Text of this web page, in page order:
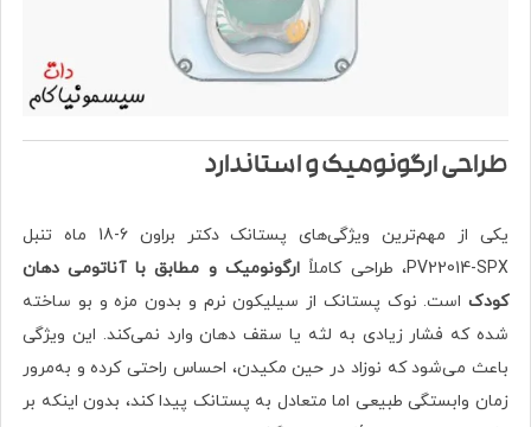
طراحی ارگونومیک و استاندارد
یکی از مهم‌ترین ویژگی‌های پستانک دکتر براون 6-18 ماه تنبل
PV22014-SPX، طراحی کاملاً
ارگونومیک و مطابق با آناتومی دهان
کودک است. نوک پستانک از سیلیکون نرم و بدون مزه و بو ساخته
شده که فشار زیادی به لثه یا سقف دهان وارد نمی‌کند. این ویژگی
باعث می‌شود که نوزاد در حین مکیدن، احساس راحتی کرده و به‌مرور
زمان وابستگی طبیعی اما متعادل به پستانک پیدا کند، بدون اینکه بر